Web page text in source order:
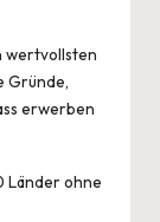
wertvollsten
Gründe,
erwerben
Länder ohne